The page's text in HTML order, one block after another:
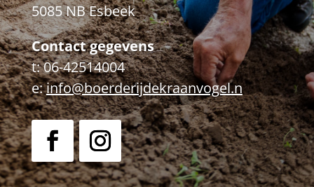
5085 NB Esbeek
Contact gegevens
t: 06-42514004
e:info@boerderijdekraanvogel.n